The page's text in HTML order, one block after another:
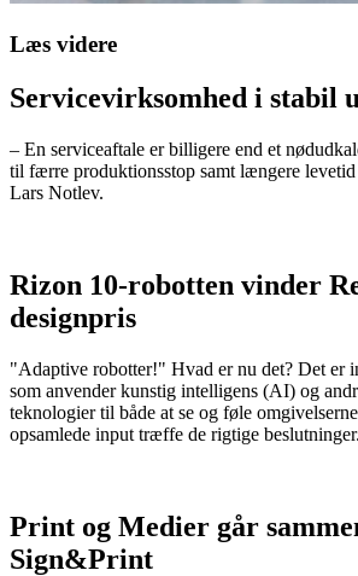
Læs videre
Servicevirksomhed i stabil
– En serviceaftale er billigere end et
til færre produktionsstop samt længere
Lars Notlev.
Rizon 10-robotten vinder
designpris
"Adaptive robotter!" Hvad er nu det? Det er
som anvender kunstig intelligens (AI) og
teknologier til både at se og føle
opsamlede input træffe de rigtige beslutninger.
Print og Medier går
Sign&Print